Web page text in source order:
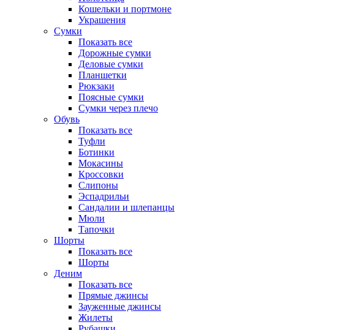
Кошельки и портмоне
Украшения
Сумки
Показать все
Дорожные сумки
Деловые сумки
Планшетки
Рюкзаки
Поясные сумки
Сумки через плечо
Обувь
Показать все
Туфли
Ботинки
Мокасины
Кроссовки
Слипоны
Эспадрильи
Сандалии и шлепанцы
Мюли
Тапочки
Шорты
Показать все
Шорты
Деним
Показать все
Прямые джинсы
Зауженные джинсы
Жилеты